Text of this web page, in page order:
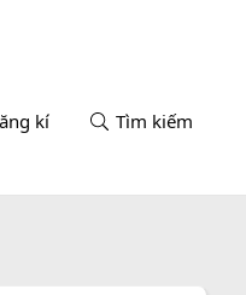
kí Tìm kiếm